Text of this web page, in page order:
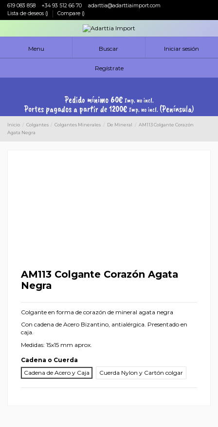
619 083 858 +34 93 512 66 70
adarttia@adarttiaimport.com
Lista de deseos () Compare ()
Menu Buscar Iniciar sesión
Regístrate
Pedido mínimo 60€ Imp. no incl.
Portes pagados a partir de 1200€ Imp. no incl. (Península)
Inicio Colgantes Colgantes Minerales De Mineral
AM113 Colgante Corazón
Agata Negra
AM113 Colgante Corazón Agata
Negra
Colgante en forma de corazón de mineral agata negra
Con cadena de Acero Bizantino, antialérgica. Presentado en
caja.
Medidas: 15x15 mm aprox.
Cadena o Cuerda
Cadena de Acero y Caja
Cuerda Nylon y Cartón colgar